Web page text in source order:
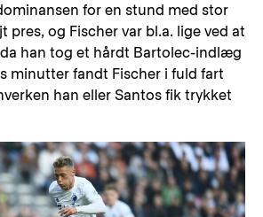
for en stund med stor
pres, og Fischer var bl.a. lige ved at
han tog et hårdt Bartolec-indlæg
minutter fandt Fischer i fuld fart
han eller Santos fik trykket